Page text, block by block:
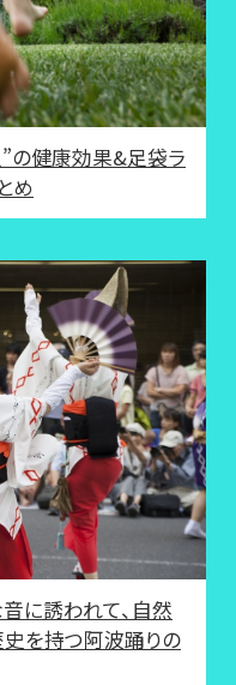
”の健康効果&足袋ラ
め
に誘われて、自然
史を持つ阿波踊りの